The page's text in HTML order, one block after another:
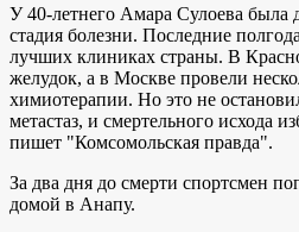
У 40-летнего Амара Сулоева была
стадия болезни. Последние
лучших клиниках страны. В
желудок, а в Москве провели
химиотерапии. Но это не
метастаз, и смертельного исхода
пишет "Комсомольская правда".
За два дня до смерти спортсмен
домой в Анапу.